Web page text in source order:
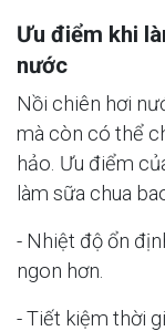
Ưu điểm khi
nước
Nồi chiên hơi
mà còn có thể
hảo. Ưu điểm
làm sữa chua
- Nhiệt độ ổn
ngon hơn.
- Tiết kiệm thời